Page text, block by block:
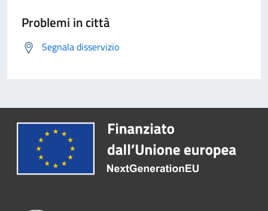
Problemi in città
Segnala disservizio